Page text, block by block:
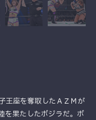
王座を奪取したＡＺＭが
を果たしたボジラだ。ボ